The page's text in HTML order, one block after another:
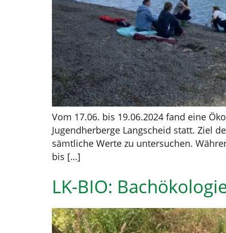
Vom 17.06. bis 19.06.2024 fand eine
Jugendherberge Langscheid statt. Ziel
sämtliche Werte zu untersuchen.
bis […]
LK-BIO: